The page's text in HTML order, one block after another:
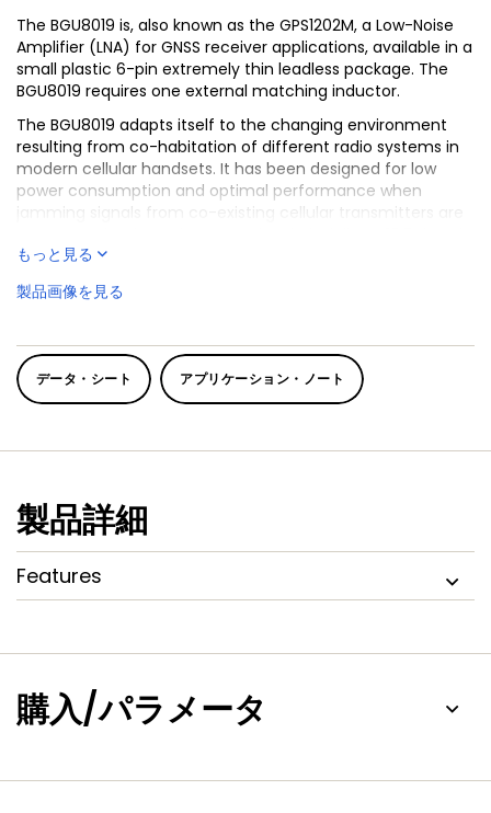
The BGU8019 is, also known as the GPS1202M, a Low-Noise
Amplifier (LNA) for GNSS receiver applications, available in a
small plastic 6-pin extremely thin leadless package. The
BGU8019 requires one external matching inductor.
The BGU8019 adapts itself to the changing environment
resulting from co-habitation of different radio systems in
modern cellular handsets. It has been designed for low
power consumption and optimal performance when
jamming signals from co-existing cellular transmitters are
at a noise figure of 0.55 dB. During high jamming power
levels, resulting for example from a cellular transmit burst,
it temporarily increases its bias current to improve
もっと見る
製品画像を見る
データ・シート アプリケーション・ノート
製品詳細
Features
購入/パラメータ